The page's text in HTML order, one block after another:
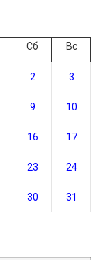
Сб Вс
2 3
9 10
16 17
23 24
30 31